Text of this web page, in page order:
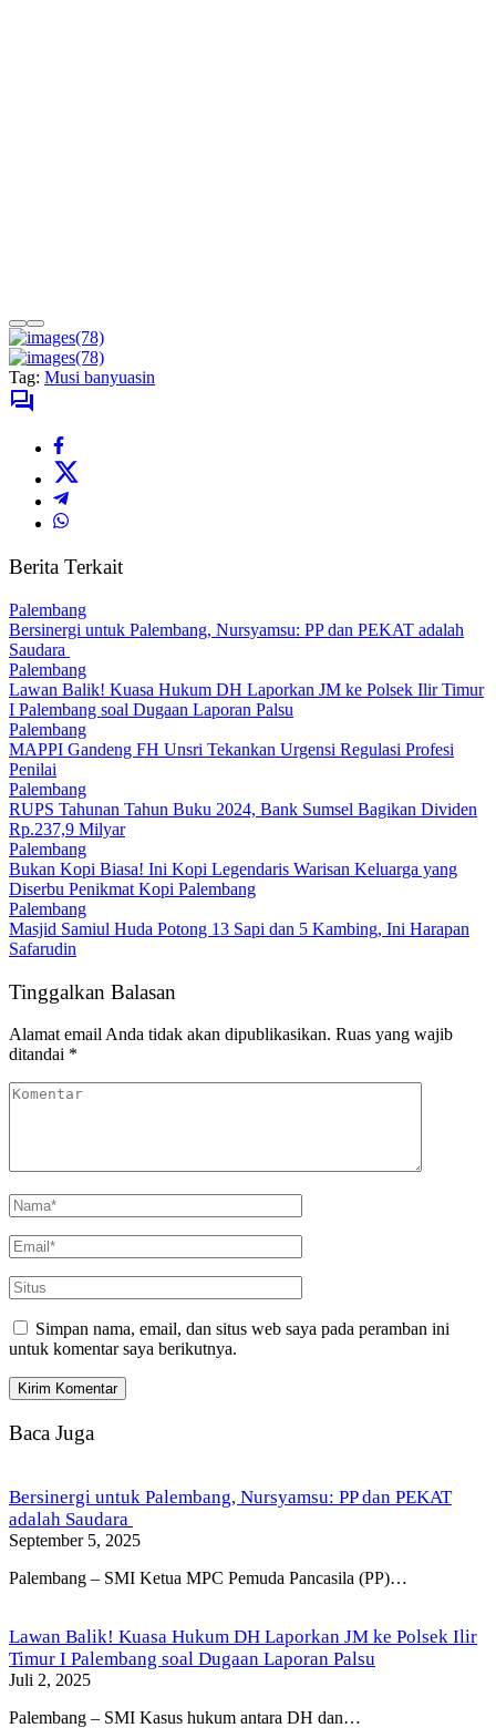
Tag: Musi banyuasin
Berita Terkait
Palembang
Bersinergi untuk Palembang, Nursyamsu: PP dan PEKAT adalah
Saudara
Palembang
Lawan Balik! Kuasa Hukum DH Laporkan JM ke Polsek Ilir Timur
I Palembang soal Dugaan Laporan Palsu
Palembang
MAPPI Gandeng FH Unsri Tekankan Urgensi Regulasi Profesi
Penilai
Palembang
RUPS Tahunan Tahun Buku 2024, Bank Sumsel Bagikan Dividen
Rp.237,9 Milyar
Palembang
Bukan Kopi Biasa! Ini Kopi Legendaris Warisan Keluarga yang
Diserbu Penikmat Kopi Palembang
Palembang
Masjid Samiul Huda Potong 13 Sapi dan 5 Kambing, Ini Harapan
Safarudin
Tinggalkan Balasan
Alamat email Anda tidak akan dipublikasikan. Ruas yang wajib
ditandai *
Simpan nama, email, dan situs web saya pada peramban ini
untuk komentar saya berikutnya.
Baca Juga
Bersinergi untuk Palembang, Nursyamsu: PP dan PEKAT
adalah Saudara
September 5, 2025
Palembang – SMI Ketua MPC Pemuda Pancasila (PP)…
Lawan Balik! Kuasa Hukum DH Laporkan JM ke Polsek Ilir
Timur I Palembang soal Dugaan Laporan Palsu
Juli 2, 2025
Palembang – SMI Kasus hukum antara DH dan…